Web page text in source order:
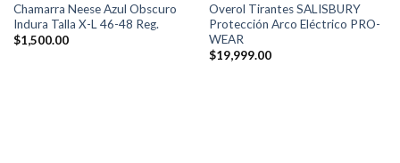
Chamarra Neese Azul Obscuro
Indura Talla X-L 46-48 Reg.
$1,500.00
Overol Tirantes SALISBURY
Protección Arco Eléctrico PRO-
WEAR
$19,999.00